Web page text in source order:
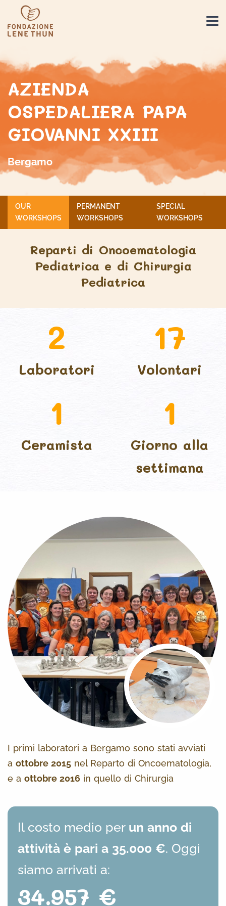
AZIENDA
OSPEDALIERA PAPA
GIOVANNI XXIII
Bergamo
OUR
WORKSHOPS
PERMANENT
WORKSHOPS
SPECIAL
WORKSHOPS
Reparti di Oncoematologia
Pediatrica e di Chirurgia
Pediatrica
2
Laboratori
17
Volontari
1
Ceramista
1
Giorno alla
settimana
I primi laboratori a Bergamo sono stati avviati
a ottobre 2015 nel Reparto di Oncoematologia,
e a ottobre 2016 in quello di Chirurgia
Il costo medio per un anno di
attività è pari a 35.000 €. Oggi
siamo arrivati a:
34.957 €